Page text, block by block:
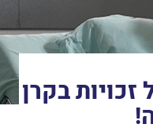
בקרן